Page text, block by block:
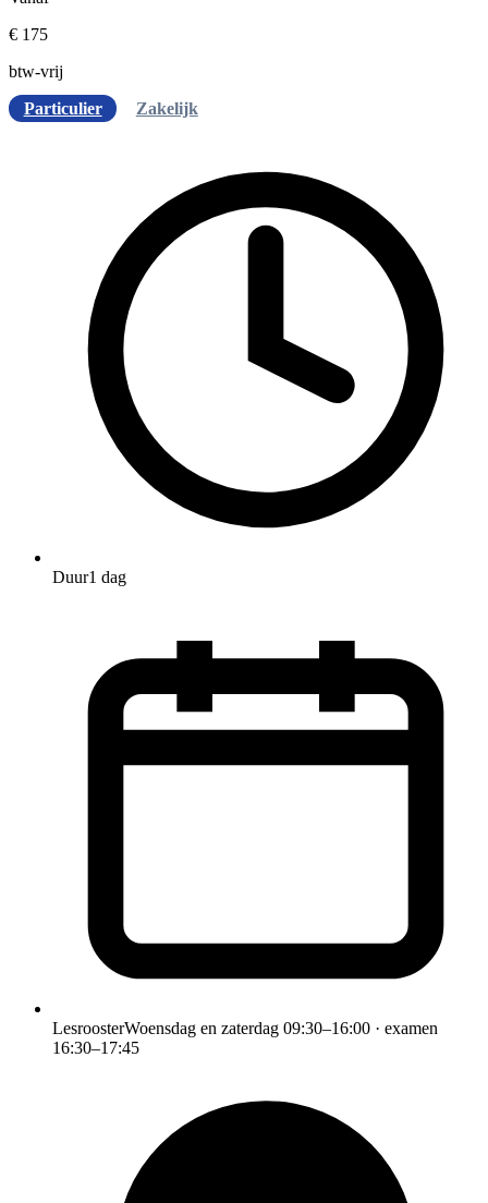
€ 175
btw-vrij
Particulier
Zakelijk
Duur1 dag
LesroosterWoensdag en zaterdag 09:30–16:00 · examen
16:30–17:45